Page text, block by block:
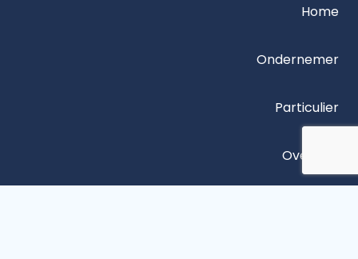
Home
Ondernemer
Particulier
Over ons